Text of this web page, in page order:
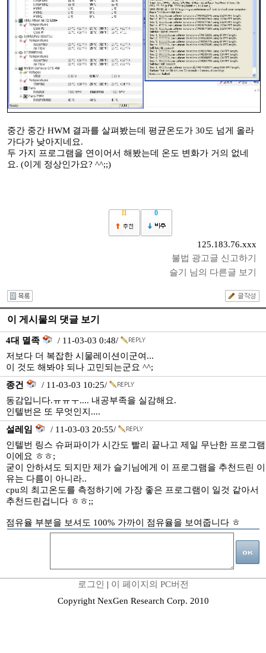
중간 중간 HWM 결과를 살펴봤는데 평균온도가 30도 넘게 올라
가다가 낮아지네요.
두 가지 프로그램을 연이어서 해봤는데 온도 변화가 거의 없네
요. (이게 정상인가요? ^^;;)
11 0
125.183.76.xxx
불법 광고글 신고하기
슬기 님의 다른글 보기
이 게시물의 댓글 보기
4대 멸족
/ 11-03-03 0:48/
저보다 더 복잡한 시물레이션이군여...
이 것도 해봐야 되나 고민되는군요 ^^;
종건
/ 11-03-03 10:25/
동감입니다.ㅠㅠㅜ.... 내공부족을 실감해요.
인텔번은 또 무엇인지....
설레임
/ 11-03-03 20:55/
인텔번 링스 슈퍼파이가 시간도 빨리 끝나고 제일 무난한 프로그램
이에요 ㅎㅎ;
굳이 안하셔도 되지만 제가 슬기님에게 이 프로그램을 추천드린 이
유는 다름이 아니라..
cpu의 최고온도를 측정하기에 가장 좋은 프로그램이 일것 같아서
추천드린겁니다 ㅎㅎ;;
점유율 부분을 보셔도 100% 가까이 점유율을 보여줍니다 ㅎ
로그인 | 이 페이지의 PC버전
Copyright NexGen Research Corp. 2010